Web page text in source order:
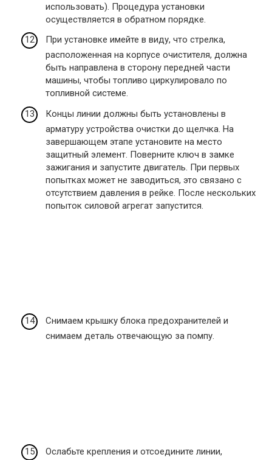
использовать). Процедура установки
осуществляется в обратном порядке.
При установке имейте в виду, что стрелка,
расположенная на корпусе очистителя, должна
быть направлена ​​в сторону передней части
машины, чтобы топливо циркулировало по
топливной системе.
Концы линии должны быть установлены в
арматуру устройства очистки до щелчка. На
завершающем этапе установите на место
защитный элемент. Поверните ключ в замке
зажигания и запустите двигатель. При первых
попытках может не заводиться, это связано с
отсутствием давления в рейке. После нескольких
попыток силовой агрегат запустится.
Снимаем крышку блока предохранителей и
снимаем деталь отвечающую за помпу.
Ослабьте крепления и отсоедините линии,